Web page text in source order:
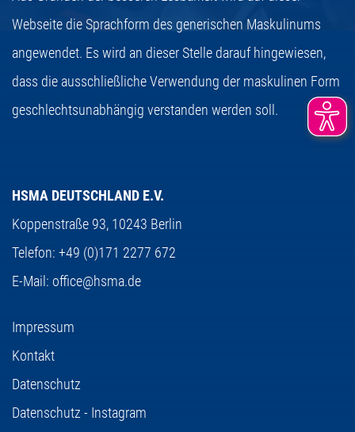
Webseite die Sprachform des generischen Maskulinums
angewendet. Es wird an dieser Stelle darauf hingewiesen,
dass die ausschließliche Verwendung der maskulinen Form
geschlechtsunabhängig verstanden werden soll.
HSMA DEUTSCHLAND E.V.
Koppenstraße 93, 10243 Berlin
Telefon: +49 (0)171 2277 672
E-Mail: office@hsma.de
Impressum
Kontakt
Datenschutz
Datenschutz - Instagram